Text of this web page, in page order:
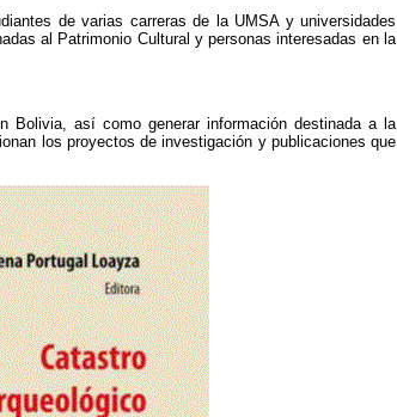
de varias carreras de la UMSA y universidades
al Patrimonio Cultural y personas interesadas en la
Bolivia, así como generar información destinada a la
los proyectos de investigación y publicaciones que